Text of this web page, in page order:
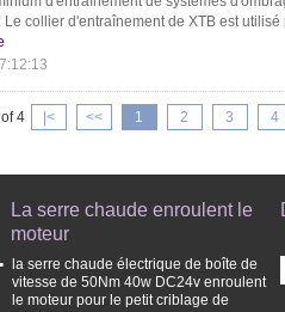
Le collier d'entraînement de XTB est
4 |< << 1 2 3 4
La serre chaude enroulent le
moteur
la serre chaude électrique de boîte de
vitesse de 50Nm 40w DC24v enroulent
le moteur pour le petit criblage de